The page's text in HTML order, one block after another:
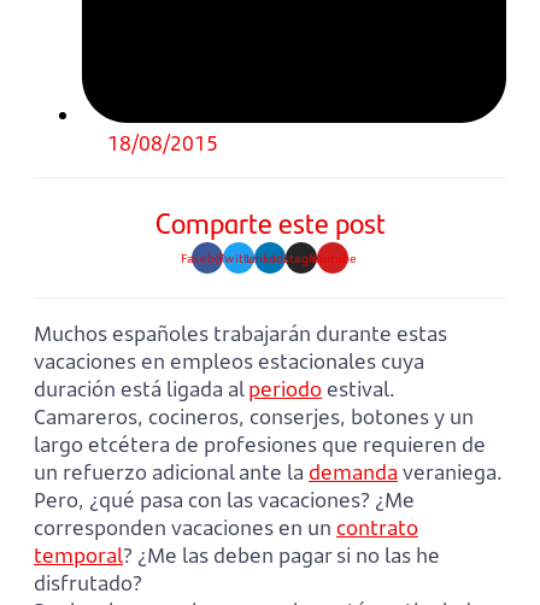
18/08/2015
Comparte este post
FacebookTwitterLinkedinInstagramYoutube
Muchos españoles trabajarán durante estas
vacaciones en empleos estacionales cuya
duración está ligada alperiodoestival.
Camareros, cocineros, conserjes, botones y un
largo etcétera de profesiones que requieren de
un refuerzo adicional ante la demanda veraniega.
Pero, ¿qué pasa con las vacaciones? ¿Me
corresponden vacaciones en un contrato
temporal? ¿Me las deben pagar si no las he
disfrutado?